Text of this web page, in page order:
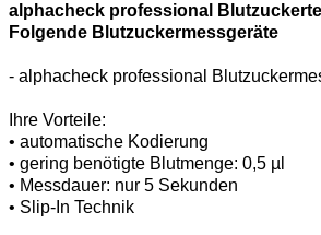
alphacheck professional
Folgende Blutzuckermessgeräte
- alphacheck professional
Ihre Vorteile:
• automatische Kodierung
• gering benötigte Blutmenge: 0,5 µl
• Messdauer: nur 5 Sekunden
• Slip-In Technik